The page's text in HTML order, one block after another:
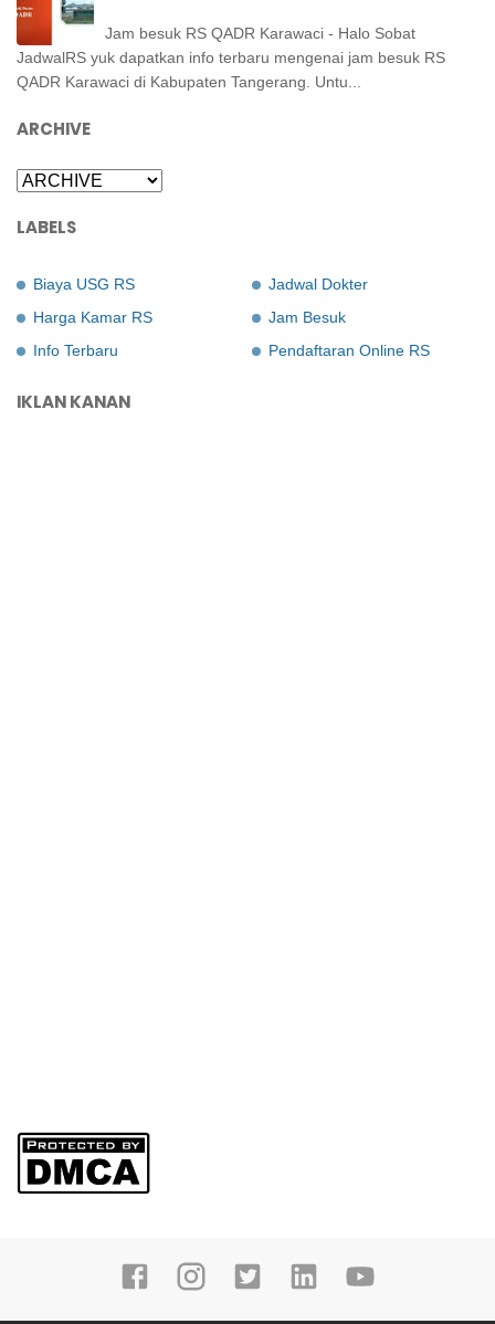
Jam besuk RS QADR Karawaci - Halo Sobat
JadwalRS yuk dapatkan info terbaru mengenai jam besuk RS
QADR Karawaci di Kabupaten Tangerang. Untu...
ARCHIVE
LABELS
Biaya USG RS
Harga Kamar RS
Info Terbaru
Jadwal Dokter
Jam Besuk
Pendaftaran Online RS
IKLAN KANAN